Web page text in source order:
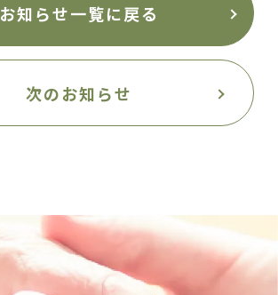
お知らせ一覧に戻る
次のお知らせ